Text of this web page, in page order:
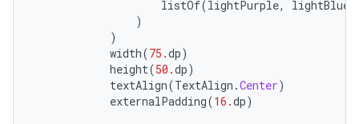
listOf(lightPurple, lightBlue
)
)
width(75.dp)
height(50.dp)
textAlign(TextAlign .Center)
externalPadding(16.dp)